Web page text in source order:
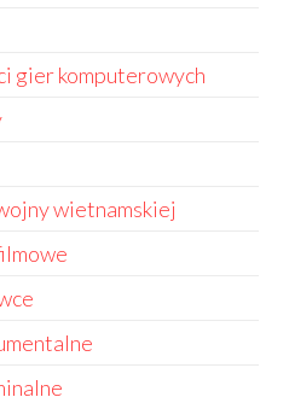
gier komputerowych
wietnamskiej